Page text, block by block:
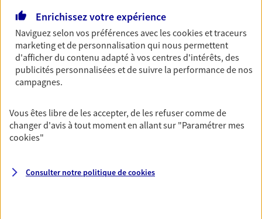
Santé des salariés
Couvrez les dépenses de santé de vos salariés et
de leur famille tout en leur proposant des services
digitaux facilitant leurs démarches.
Epargne retraite des salariés
l'épargne retraite tout en optimisant les charges
fiscales et sociales de votre entreprise.
Enrichissez votre expérience
Naviguez selon vos préférences avec lescookies et traceurs
marketing et de personnalisation qui nous permettent
d'afficher du contenu adapté à vos centres d'intérêts, des
publicités personnalisées et de suivre la performance de nos
campagnes.
Vous êtes libre de les accepter, de les refuser comme de
changer d'avis à tout moment en allant sur "Paramétrer mes
cookies"
Consulter notre politique decookies